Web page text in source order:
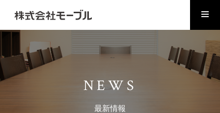
NEWS
最新情報